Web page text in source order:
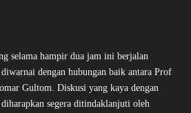
selama hampir dua jam ini berjalan
dengan hubungan baik antara Prof
Gultom. Diskusi yang kaya dengan
segera ditindaklanjuti oleh